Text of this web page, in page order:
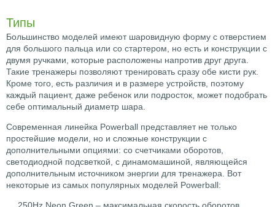
Типы
Большинство моделей имеют шаровидную форму с отверстием
для большого пальца или со стартером, но есть и конструкции с
двумя ручками, которые расположены напротив друг друга.
Такие тренажеры позволяют тренировать сразу обе кисти рук.
Кроме того, есть различия и в размере устройств, поэтому
каждый пациент, даже ребенок или подросток, может подобрать
себе оптимальный диаметр шара.
Современная линейка Рowerball представляет не только
простейшие модели, но и сложные конструкции с
дополнительными опциями: со счетчиками оборотов,
светодиодной подсветкой, с динамомашиной, являющейся
дополнительным источником энергии для тренажера. Вот
некоторые из самых популярных моделей Рowerball:
250Нz Neon Green – максимальная скорость оборотов